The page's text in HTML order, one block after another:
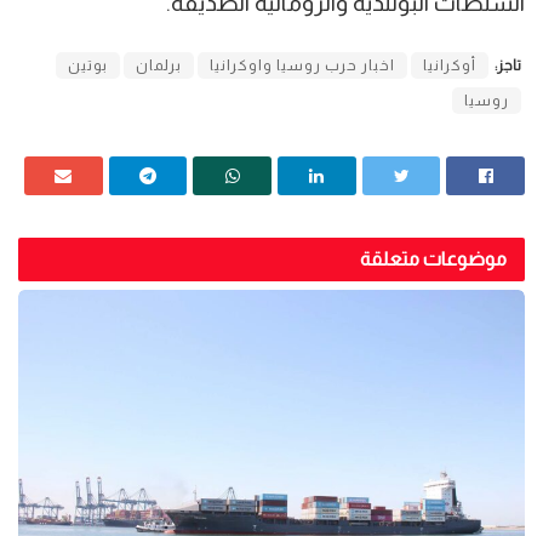
تاجز: أوكرانيا اخبار حرب روسيا واوكرانيا برلمان بوتين
روسيا
موضوعات متعلقة